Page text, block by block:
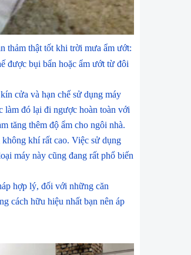
thảm thật tốt khi trời mưa ẩm ướt:
được bụi bẩn hoặc ẩm ướt từ đôi
cửa và hạn chế sử dụng máy
làm đó lại đi ngược hoàn toàn với
tăng thêm độ ẩm cho ngôi nhà.
khí rất cao. Việc sử dụng
máy này cũng đang rất phổ biến
hợp lý, đối với những căn
cách hữu hiệu nhất bạn nên áp